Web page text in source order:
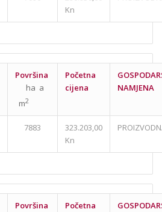
Kn
Površina
ha a
m2
Početna
cijena
NAMJENA
7883
323.203,00
Kn
Površina
Početna